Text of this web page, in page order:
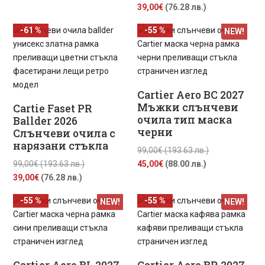
99,00€
(193.63
лв.).
39,00€ (76.28 лв.)
е:
39,00€
(76.28
лв.).
Cartie Faset PR
Ballder 2026
Слънчеви очила с
нарязани стъкла
99,00€(193.63 лв.)Original
99,00€
(193.63
лв.).
39,00€ (76.28 лв.)
е:
39,00€
(76.28
лв.).
-61 %
Cartier Aero BC 2027
Мъжки слънчеви
очила тип маска
черни
NEW!
99,00€(193.63 лв.)Original
(193.63
лв.).
45,00€ (88.00 лв.)
45,00€
(88.00
лв.).
-55 %
NEW!
-55 % NEW!
-55 %